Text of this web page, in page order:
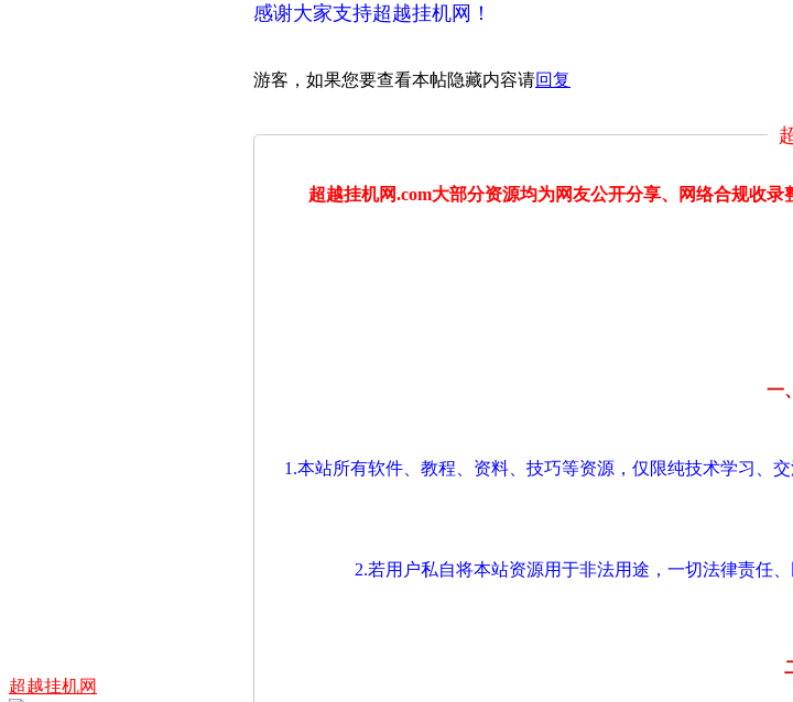
超越挂机网
感谢大家支持超越挂机网！
游客，如果您要查看本帖隐藏内容请回复
超越挂机网.com大部分资源均为网友公开分享、网络合规收
一
1.本站所有软件、教程、资料、技巧等资源，仅限纯技术学习、
2.若用户私自将本站资源用于非法用途，一切法律责任